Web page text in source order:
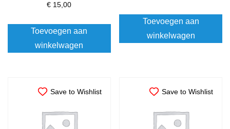
€ 15,00
Toevoegen aan
winkelwagen
Toevoegen aan
winkelwagen
Save to Wishlist Save to Wishlist